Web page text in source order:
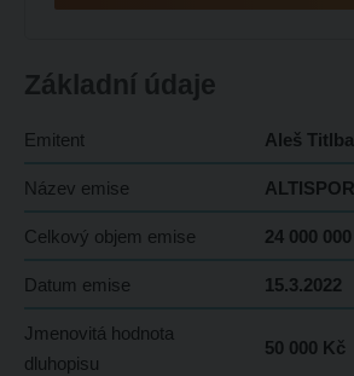
Základní údaje
Emitent Aleš
Název emise
Celkový objem emise 24 000 000
Datum emise 15.3.2022
Jmenovitá hodnota
dluhopisu
50 000 Kč